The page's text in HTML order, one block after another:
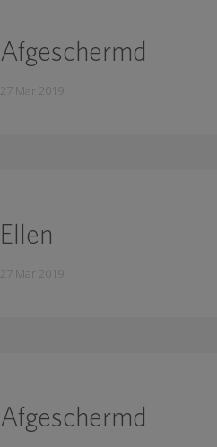
Afgeschermd
27 Mar 2019
Ellen
27 Mar 2019
Afgeschermd